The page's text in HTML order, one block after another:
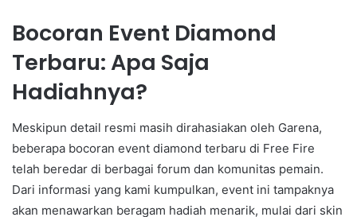
Bocoran Event Diamond
Terbaru: Apa Saja
Hadiahnya?
Meskipun detail resmi masih dirahasiakan oleh Garena,
beberapa bocoran event diamond terbaru di Free Fire
telah beredar di berbagai forum dan komunitas pemain.
Dari informasi yang kami kumpulkan, event ini tampaknya
akan menawarkan beragam hadiah menarik, mulai dari skin